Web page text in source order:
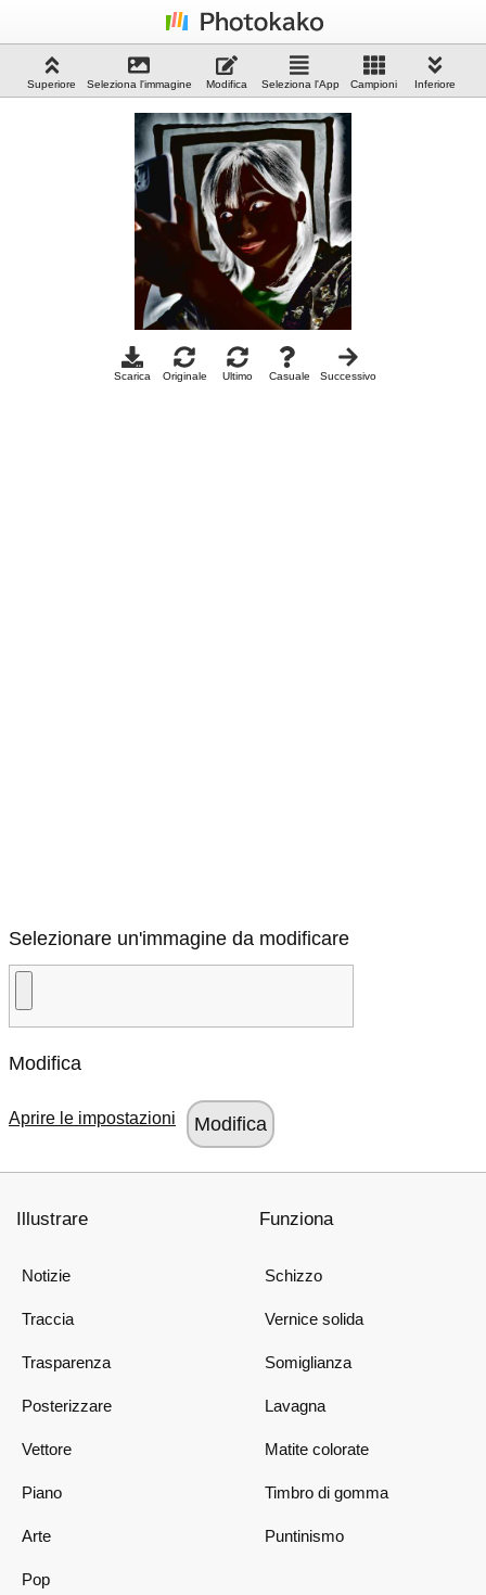
Superiore Seleziona l'immagine Modifica Seleziona l'App Campioni Inferiore
Scarica Originale Ultimo Casuale Successivo
Selezionare un'immagine da modificare
Modifica
Aprire le impostazioni
Illustrare
Notizie
Traccia
Trasparenza
Posterizzare
Vettore
Piano
Arte
Pop
Funziona
Schizzo
Vernice solida
Somiglianza
Lavagna
Matite colorate
Timbro di gomma
Puntinismo